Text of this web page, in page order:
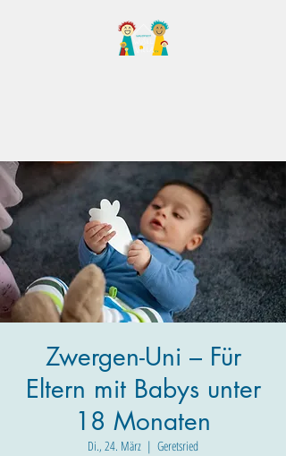
Zwergen-Uni – Für
Eltern mit Babys unter
18 Monaten
Di., 24. März
  |
Geretsried